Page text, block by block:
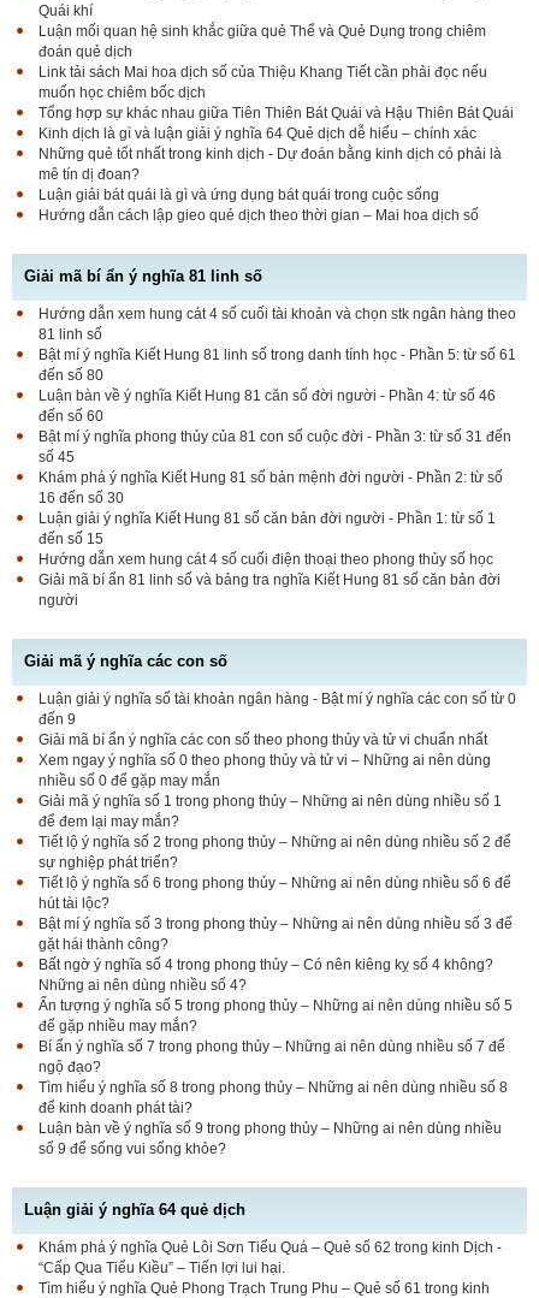
Quái khí
Luận mối quan hệ sinh khắc giữa quẻ Thể và Quẻ Dụng trong chiêm
đoán quẻ dịch
Link tải sách Mai hoa dịch số của Thiệu Khang Tiết cần phải đọc nếu
muốn học chiêm bốc dịch
Tổng hợp sự khác nhau giữa Tiên Thiên Bát Quái và Hậu Thiên Bát Quái
Kinh dịch là gì và luận giải ý nghĩa 64 Quẻ dịch dễ hiểu – chính xác
Những quẻ tốt nhất trong kinh dịch - Dự đoán bằng kinh dịch có phải là
mê tín dị đoan?
Luận giải bát quái là gì và ứng dụng bát quái trong cuộc sống
Hướng dẫn cách lập gieo quẻ dịch theo thời gian – Mai hoa dịch số
Giải mã bí ẩn ý nghĩa 81 linh số
Hướng dẫn xem hung cát 4 số cuối tài khoản và chọn stk ngân hàng theo
81 linh số
Bật mí ý nghĩa Kiết Hung 81 linh số trong danh tính học - Phần 5: từ số 61
đến số 80
Luận bàn về ý nghĩa Kiết Hung 81 căn số đời người - Phần 4: từ số 46
đến số 60
Bật mí ý nghĩa phong thủy của 81 con số cuộc đời - Phần 3: từ số 31 đến
số 45
Khám phá ý nghĩa Kiết Hung 81 số bản mệnh đời người - Phần 2: từ số
16 đến số 30
Luận giải ý nghĩa Kiết Hung 81 số căn bản đời người - Phần 1: từ số 1
đến số 15
Hướng dẫn xem hung cát 4 số cuối điện thoại theo phong thủy số học
Giải mã bí ẩn 81 linh số và bảng tra nghĩa Kiết Hung 81 số căn bản đời
người
Giải mã ý nghĩa các con số
Luận giải ý nghĩa số tài khoản ngân hàng - Bật mí ý nghĩa các con số từ 0
đến 9
Giải mã bí ẩn ý nghĩa các con số theo phong thủy và tử vi chuẩn nhất
Xem ngay ý nghĩa số 0 theo phong thủy và tử vi – Những ai nên dùng
nhiều số 0 để gặp may mắn
Giải mã ý nghĩa số 1 trong phong thủy – Những ai nên dùng nhiều số 1
để đem lại may mắn?
Tiết lộ ý nghĩa số 2 trong phong thủy – Những ai nên dùng nhiều số 2 để
sự nghiệp phát triển?
Tiết lộ ý nghĩa số 6 trong phong thủy – Những ai nên dùng nhiều số 6 để
hút tài lộc?
Bật mí ý nghĩa số 3 trong phong thủy – Những ai nên dùng nhiều số 3 để
gặt hái thành công?
Bất ngờ ý nghĩa số 4 trong phong thủy – Có nên kiêng kỵ số 4 không?
Những ai nên dùng nhiều số 4?
Ấn tượng ý nghĩa số 5 trong phong thủy – Những ai nên dùng nhiều số 5
để gặp nhiều may mắn?
Bí ẩn ý nghĩa số 7 trong phong thủy – Những ai nên dùng nhiều số 7 để
ngộ đạo?
Tìm hiểu ý nghĩa số 8 trong phong thủy – Những ai nên dùng nhiều số 8
để kinh doanh phát tài?
Luận bàn về ý nghĩa số 9 trong phong thủy – Những ai nên dùng nhiều
số 9 để sống vui sống khỏe?
Luận giải ý nghĩa 64 quẻ dịch
Khám phá ý nghĩa Quẻ Lôi Sơn Tiểu Quá – Quẻ số 62 trong kinh Dịch -
“Cấp Qua Tiểu Kiều” – Tiến lợi lui hại.
Tìm hiểu ý nghĩa Quẻ Phong Trạch Trung Phu – Quẻ số 61 trong kinh